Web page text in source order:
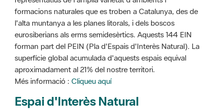
formacions naturales que es troben a Catalunya, des de
l'alta muntanya a les planes litorals, i dels boscos
eurosiberians als erms semidesèrtics. Aquests 144 EIN
forman part del PEIN (Pla d'Espais d'Interès Natural). La
superfície global acumulada d'aquests espais equival
aproximadament al 21% del nostre territori.
Més informació : Cliqueu aquí
Espai d'Interès Natural